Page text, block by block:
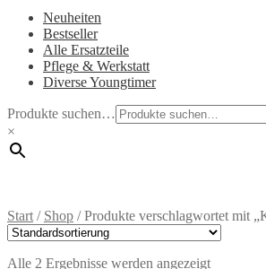
Neuheiten
Bestseller
Alle Ersatzteile
Pflege & Werkstatt
Diverse Youngtimer
Produkte suchen…
×
Start / Shop /Produkte verschlagwortet mit
Alle 2 Ergebnisse werden angezeigt